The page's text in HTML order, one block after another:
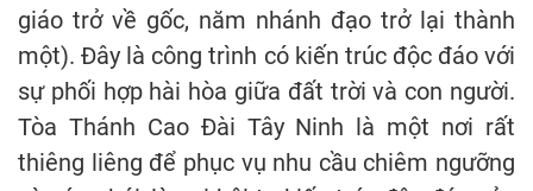
giáo trở về gốc, năm nhánh đạo trở lại thành
một). Đây là công trình có kiến trúc độc đáo với
sự phối hợp hài hòa giữa đất trời và con người.
Tòa Thánh Cao Đài Tây Ninh là một nơi rất
thiêng liêng để phục vụ nhu cầu chiêm ngưỡng